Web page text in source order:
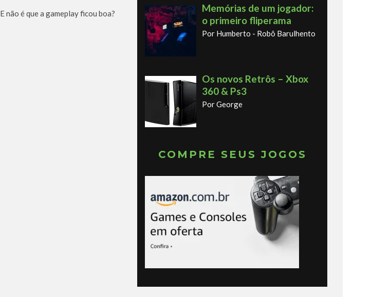
E não é que a gameplay ficou boa?
Memórias de um jogador:
o primeiro fliperama
Por Humberto - Robô Barulhento
Os novos Retrôs – Xbox
360 & Ps3
Por George
COMPRE SEUS JOGOS